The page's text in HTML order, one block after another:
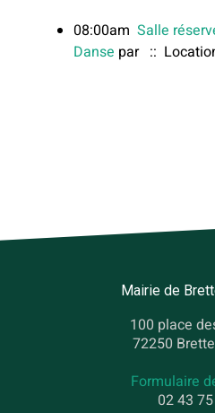
08:00am Salle
Danse par ::
Mairie de
100 place
72250
Formulaire
02 43